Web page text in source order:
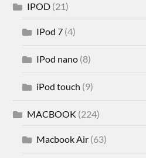
IPOD (21)
IPod 7 (4)
IPod nano (8)
iPod touch (9)
MACBOOK (224)
Macbook Air (63)